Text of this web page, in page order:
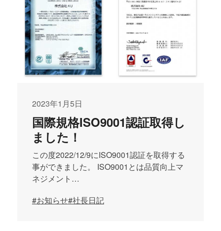
2023年1月5日
国際規格ISO9001認証取得し
ました！
この度2022/12/9にISO9001認証を取得する
事ができました。 ISO9001とは品質向上マ
ネジメント…
#お知らせ#社長日記